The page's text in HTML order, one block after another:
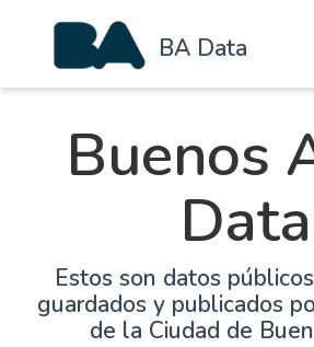
BA Data
Buenos
Data
Estos son datos
guardados y publicados
de la Ciudad de